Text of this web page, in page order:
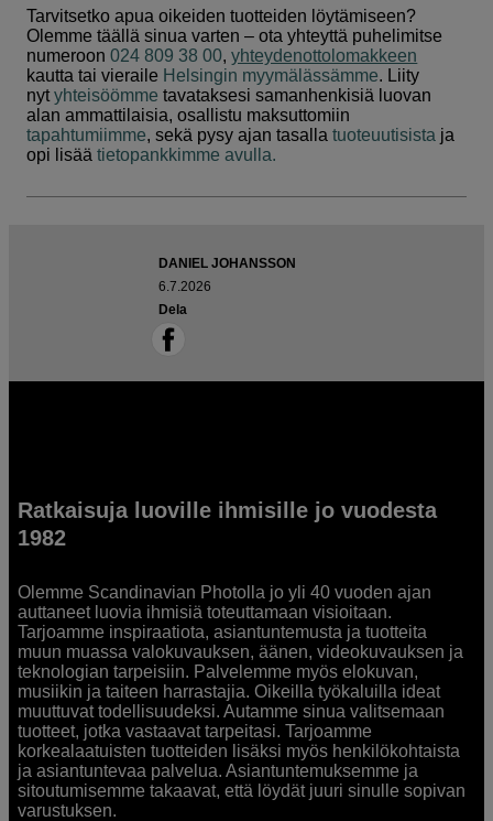
Tarvitsetko apua oikeiden tuotteiden löytämiseen?
Olemme täällä sinua varten – ota yhteyttä puhelimitse
numeroon024 809 38 00,yhteydenottolomakkeen
kautta tai vieraile Helsingin myymälässämme. Liity
nytyhteisöömme tavataksesi samanhenkisiä luovan
alan ammattilaisia, osallistu maksuttomiin
tapahtumiimme, sekä pysy ajan tasallatuoteuutisista ja
opi lisäätietopankkimme avulla.
DANIEL JOHANSSON
6.7.2026
Dela
Ratkaisuja luoville ihmisille jo vuodesta
1982
Olemme Scandinavian Photolla jo yli 40 vuoden ajan
auttaneet luovia ihmisiä toteuttamaan visioitaan.
Tarjoamme inspiraatiota, asiantuntemusta ja tuotteita
muun muassa valokuvauksen, äänen, videokuvauksen ja
teknologian tarpeisiin. Palvelemme myös elokuvan,
musiikin ja taiteen harrastajia. Oikeilla työkaluilla ideat
muuttuvat todellisuudeksi. Autamme sinua valitsemaan
tuotteet, jotka vastaavat tarpeitasi. Tarjoamme
korkealaatuisten tuotteiden lisäksi myös henkilökohtaista
ja asiantuntevaa palvelua. Asiantuntemuksemme ja
sitoutumisemme takaavat, että löydät juuri sinulle sopivan
varustuksen.